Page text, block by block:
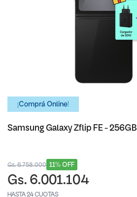
¡Comprá Online!
Samsung Galaxy Zflip FE - 256GB
11% OFF
Gs. 6.758.000
Gs. 6.001.104
HASTA 24 CUOTAS